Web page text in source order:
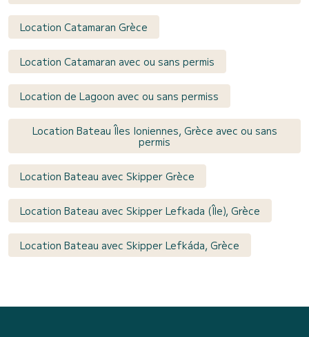
Location Catamaran Grèce
Location Catamaran avec ou sans permis
Location de Lagoon avec ou sans permiss
Location Bateau Îles Ioniennes, Grèce avec ou sans
permis
Location Bateau avec Skipper Grèce
Location Bateau avec Skipper Lefkada (Île), Grèce
Location Bateau avec Skipper Lefkáda, Grèce